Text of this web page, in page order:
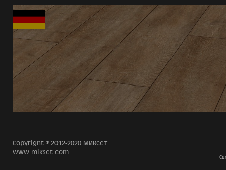
Copyright © 2012-2020 Миксет
www.mikset.com